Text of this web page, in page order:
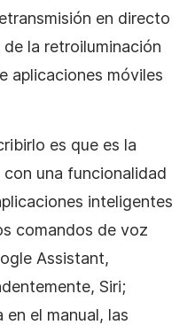
en directo
la retroiluminación
aplicaciones móviles
es que es la
una funcionalidad
inteligentes
comandos de voz
Assistant,
Siri;
el manual, las